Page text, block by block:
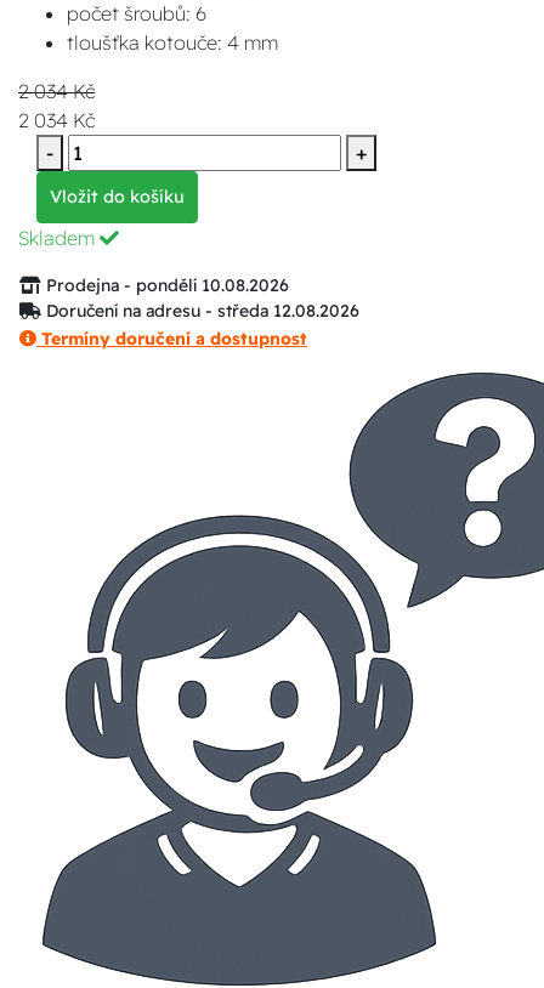
počet šroubů: 6
tloušťka kotouče: 4 mm
2 034 Kč
2 034 Kč
-
+
Vložit do košíku
Skladem
Prodejna - pondělí 10.08.2026
Doručení na adresu - středa 12.08.2026
Termíny doručení a dostupnost